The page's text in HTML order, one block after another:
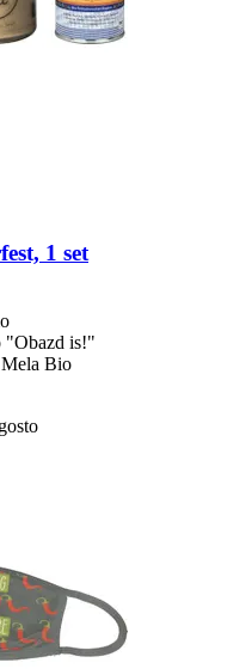
1 set
"Obazd is!"
Mela Bio